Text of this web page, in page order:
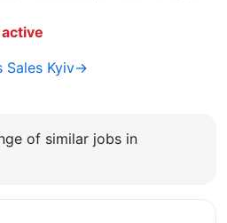
Sales Kyiv→
of similar jobs in